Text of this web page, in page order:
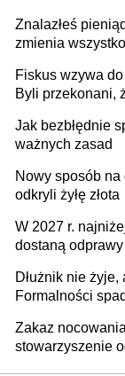
Znalazłeś
zmienia
Fiskus wzywa
Byli przekonani,
Jak bezbłędnie
ważnych zasad
Nowy sposób
odkryli żyłę złota
W 2027 r.
dostaną
Dłużnik nie żyje,
Formalności
zmarłego
Zakaz
stowarzyszenie